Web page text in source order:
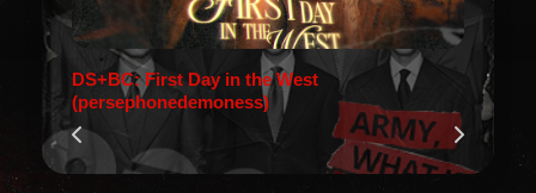
DS+BC: First Day in the West
(persephonedemoness)